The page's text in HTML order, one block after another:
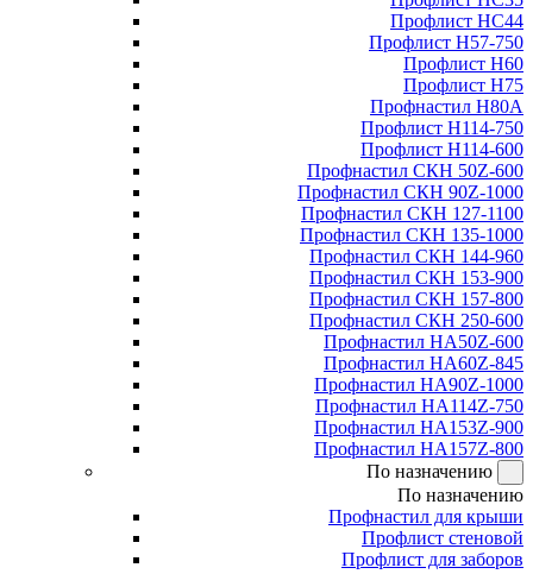
Профлист НС44
Профлист Н57-750
Профлист Н60
Профлист Н75
Профнастил Н80А
Профлист Н114-750
Профлист Н114-600
Профнастил СКН 50Z-600
Профнастил СКН 90Z-1000
Профнастил СКН 127-1100
Профнастил СКН 135-1000
Профнастил СКН 144-960
Профнастил СКН 153-900
Профнастил СКН 157-800
Профнастил СКН 250-600
Профнастил НА50Z-600
Профнастил НА60Z-845
Профнастил НА90Z-1000
Профнастил НА114Z-750
Профнастил НА153Z-900
Профнастил НА157Z-800
По назначению
По назначению
Профнастил для крыши
Профлист стеновой
Профлист для заборов